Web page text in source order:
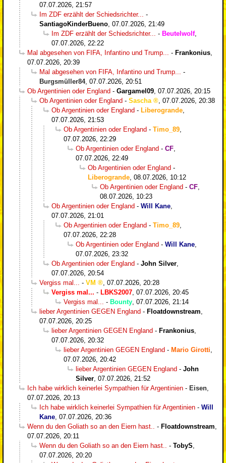
07.07.2026, 21:57
Im ZDF erzählt der Schiedsrichter...
-
SantiagoKinderBueno 07.07.2026, 21:49
Im ZDF erzählt der Schiedsrichter...
- Beutelwolf,
07.07.2026, 22:22
Mal abgesehen von FIFA, Infantino und Trump...
- Frankonius
07.07.2026, 20:39
Mal abgesehen von FIFA, Infantino und Trump...
-
Burgsmüller84, 07.07.2026, 20:51
Ob Argentinien oder England - Gargamel09 07.07.2026, 20:15
Ob Argentinien oder England - Sascha
07.07.2026, 20:38
Ob Argentinien oder England - Liberogrande
07.07.2026, 21:53
Ob Argentinien oder England - Timo_89
07.07.2026, 22:29
Ob Argentinien oder England - CF
07.07.2026, 22:49
Ob Argentinien oder England -
Liberogrande 08.07.2026, 10:12
Ob Argentinien oder England - CF
08.07.2026, 10:23
Ob Argentinien oder England - Will Kane
07.07.2026, 21:01
Ob Argentinien oder England - Timo_89
07.07.2026, 22:28
Ob Argentinien oder England - Will Kane
07.07.2026, 23:32
Ob Argentinien oder England - John Silver
07.07.2026, 20:54
Vergiss mal...
- VM
07.07.2026, 20:28
Vergiss mal... - LBKS2007 07.07.2026, 20:45
Vergiss mal...
- Bounty 07.07.2026, 21:14
lieber Argentinien GEGEN England - Floatdownstream
07.07.2026, 20:25
lieber Argentinien GEGEN England - Frankonius
07.07.2026, 20:32
lieber Argentinien GEGEN England - Mario Girotti
07.07.2026, 20:42
lieber Argentinien GEGEN England - John
Silver 07.07.2026, 21:52
Ich habe wirklich keinerlei Sympathien für Argentinien - Eisen
07.07.2026, 20:13
Ich habe wirklich keinerlei Sympathien für Argentinien - Will
Kane 07.07.2026, 20:36
Wenn du den Goliath so an den Eiern hast..
- Floatdownstream
07.07.2026, 20:11
Wenn du den Goliath so an den Eiern hast..
- TobyS
07.07.2026, 20:20